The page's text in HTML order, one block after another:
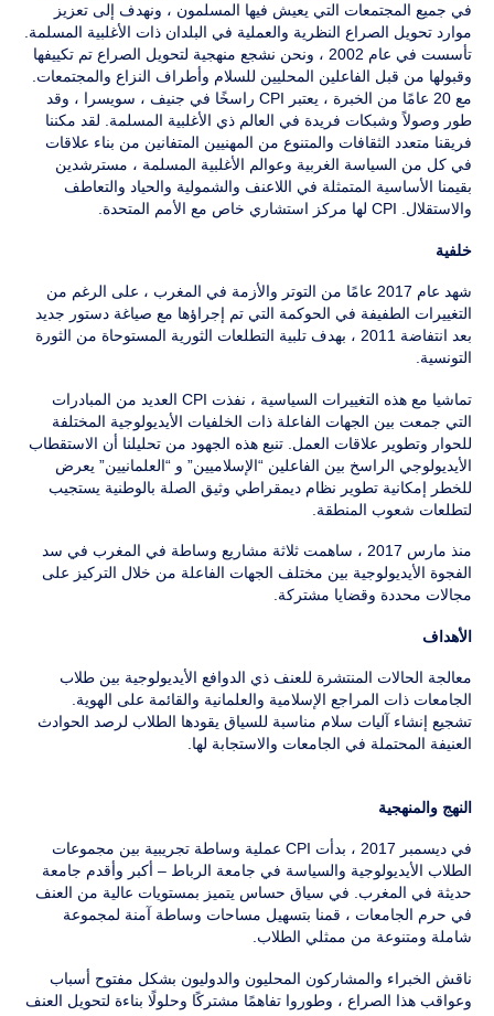
في جميع المجتمعات التي يعيش فيها المسلمون ، ونهدف إلى تعزيز
موارد تحويل الصراع النظرية والعملية في البلدان ذات الأغلبية المسلمة.
تأسست في عام 2002 ، ونحن نشجع منهجية لتحويل الصراع تم تكييفها
وقبولها من قبل الفاعلين المحليين للسلام وأطراف النزاع والمجتمعات.
مع 20 عامًا من الخبرة ، يعتبر CPI راسخًا في جنيف ، سويسرا ، وقد
طور وصولاً وشبكات فريدة في العالم ذي الأغلبية المسلمة. لقد مكننا
فريقنا متعدد الثقافات والمتنوع من المهنيين المتفانين من بناء علاقات
في كل من السياسة الغربية وعوالم الأغلبية المسلمة ، مسترشدين
بقيمنا الأساسية المتمثلة في اللاعنف والشمولية والحياد والتعاطف
والاستقلال. CPI لها مركز استشاري خاص مع الأمم المتحدة.
خلفية
شهد عام 2017 عامًا من التوتر والأزمة في المغرب ، على الرغم من
التغييرات الطفيفة في الحوكمة التي تم إجراؤها مع صياغة دستور جديد
بعد انتفاضة 2011 ، بهدف تلبية التطلعات الثورية المستوحاة من الثورة
التونسية.
تماشيا مع هذه التغييرات السياسية ، نفذت CPI العديد من المبادرات
التي جمعت بين الجهات الفاعلة ذات الخلفيات الأيديولوجية المختلفة
للحوار وتطوير علاقات العمل. تنبع هذه الجهود من تحليلنا أن الاستقطاب
الأيديولوجي الراسخ بين الفاعلين “الإسلاميين” و “العلمانيين” يعرض
للخطر إمكانية تطوير نظام ديمقراطي وثيق الصلة بالوطنية يستجيب
لتطلعات شعوب المنطقة.
منذ مارس 2017 ، ساهمت ثلاثة مشاريع وساطة في المغرب في سد
الفجوة الأيديولوجية بين مختلف الجهات الفاعلة من خلال التركيز على
مجالات محددة وقضايا مشتركة.
الأهداف
معالجة الحالات المنتشرة للعنف ذي الدوافع الأيديولوجية بين طلاب
الجامعات ذات المراجع الإسلامية والعلمانية والقائمة على الهوية.
تشجيع إنشاء آليات سلام مناسبة للسياق يقودها الطلاب لرصد الحوادث
العنيفة المحتملة في الجامعات والاستجابة لها.
النهج والمنهجية
في ديسمبر 2017 ، بدأت CPI عملية وساطة تجريبية بين مجموعات
الطلاب الأيديولوجية والسياسة في جامعة الرباط – أكبر وأقدم جامعة
حديثة في المغرب. في سياق حساس يتميز بمستويات عالية من العنف
في حرم الجامعات ، قمنا بتسهيل مساحات وساطة آمنة لمجموعة
شاملة ومتنوعة من ممثلي الطلاب.
ناقش الخبراء والمشاركون المحليون والدوليون بشكل مفتوح أسباب
وعواقب هذا الصراع ، وطوروا تفاهمًا مشتركًا وحلولًا بناءة لتحويل العنف